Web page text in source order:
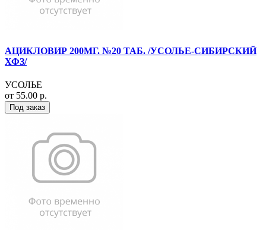
АЦИКЛОВИР 200МГ. №20 ТАБ. /УСОЛЬЕ-СИБИРСКИЙ
ХФЗ/
УСОЛЬЕ
от 55.00 р.
Под заказ